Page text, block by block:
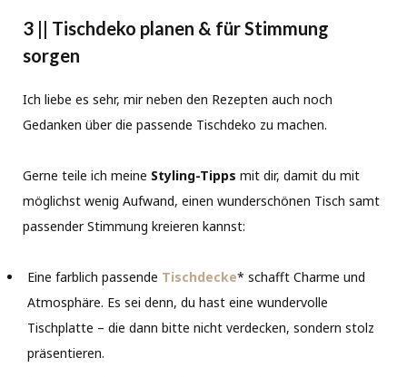
3 || Tischdeko planen & für Stimmung
sorgen
Ich liebe es sehr, mir neben den Rezepten auch noch
Gedanken über die passende Tischdeko zu machen.
Gerne teile ich meine Styling-Tipps mit dir, damit du mit
möglichst wenig Aufwand, einen wunderschönen Tisch samt
passender Stimmung kreieren kannst:
Eine farblich passende Tischdecke* schafft Charme und
Atmosphäre. Es sei denn, du hast eine wundervolle
Tischplatte – die dann bitte nicht verdecken, sondern stolz
präsentieren.